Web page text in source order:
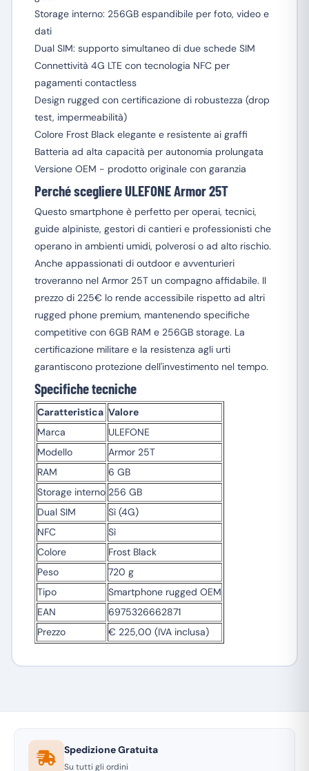
Storage interno: 256GB espandibile per foto, video e
dati
Dual SIM: supporto simultaneo di due schede SIM
Connettività 4G LTE con tecnologia NFC per
pagamenti contactless
Design rugged con certificazione di robustezza (drop
test, impermeabilità)
Colore Frost Black elegante e resistente ai graffi
Batteria ad alta capacità per autonomia prolungata
Versione OEM - prodotto originale con garanzia
Perché scegliere ULEFONE Armor 25T
Questo smartphone è perfetto per operai, tecnici,
guide alpiniste, gestori di cantieri e professionisti che
operano in ambienti umidi, polverosi o ad alto rischio.
Anche appassionati di outdoor e avventurieri
troveranno nel Armor 25T un compagno affidabile. Il
prezzo di 225€ lo rende accessibile rispetto ad altri
rugged phone premium, mantenendo specifiche
competitive con 6GB RAM e 256GB storage. La
certificazione militare e la resistenza agli urti
garantiscono protezione dell'investimento nel tempo.
Specifiche tecniche
Caratteristica Valore
Marca
ULEFONE
Modello
Armor 25T
RAM
6 GB
Storage interno 256 GB
Dual SIM
Sì (4G)
NFC
Sì
Colore
Frost Black
Peso
720 g
Tipo
Smartphone rugged OEM
EAN
6975326662871
Prezzo
€ 225,00 (IVA inclusa)
Spedizione Gratuita
Su tutti gli ordini